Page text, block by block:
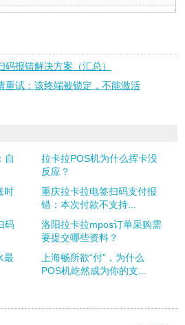
码报错解决方案（汇总）
重试：该终端被锁定，不能激活
自
拉卡拉POS机为什么挥卡没
反应？
时
重庆拉卡拉电签扫码支付报
错：本次付款不支持...
码
洛阳拉卡拉mpos订单采购需
要提交哪些资料？
最
上海畅所欲“付”，为什么
POS机屹然成为你的支...